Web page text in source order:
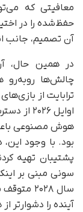
معافیتی که
حفظ‌شده را در
آن تصمیم، جانب
در همین حال،
ترابایت از
اوایل
بود. با وجود
سونی مبنی بر
سال
آینده را دشوارتر